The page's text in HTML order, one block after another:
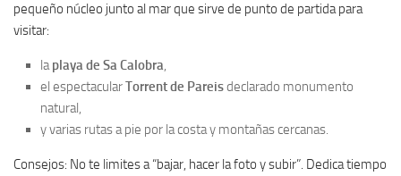
pequeño núcleo junto al mar que sirve de punto de partida para
visitar:
laplaya de Sa Calobra,
el espectacularTorrent de Pareisdeclarado monumento
natural,
y varias rutas a pie por la costa y montañas cercanas.
Consejos: No te limites a “bajar, hacer la foto y subir”. Dedica tiempo